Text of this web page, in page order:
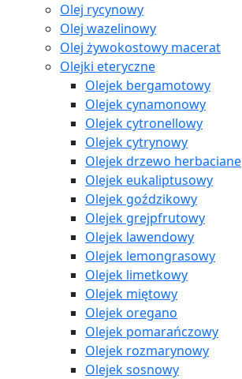
Olej rycynowy
Olej wazelinowy
Olej żywokostowy macerat
Olejki eteryczne
Olejek bergamotowy
Olejek cynamonowy
Olejek cytronellowy
Olejek cytrynowy
Olejek drzewo herbaciane
Olejek eukaliptusowy
Olejek goździkowy
Olejek grejpfrutowy
Olejek lawendowy
Olejek lemongrasowy
Olejek limetkowy
Olejek miętowy
Olejek oregano
Olejek pomarańczowy
Olejek rozmarynowy
Olejek sosnowy